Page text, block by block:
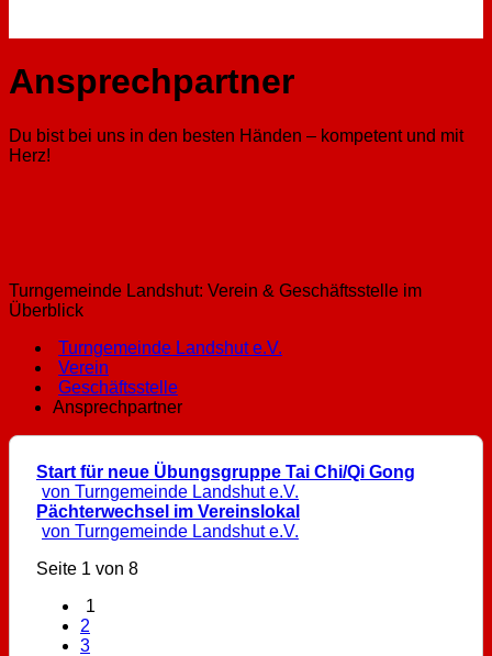
Ansprechpartner
Du bist bei uns in den besten Händen – kompetent und mit
Herz!
Turngemeinde Landshut: Verein & Geschäftsstelle im
Überblick
Turngemeinde Landshut e.V.
Verein
Geschäftsstelle
Ansprechpartner
Start für neue Übungsgruppe Tai Chi/Qi Gong
von Turngemeinde Landshut e.V.
Pächterwechsel im Vereinslokal
von Turngemeinde Landshut e.V.
Seite 1 von 8
1
2
3